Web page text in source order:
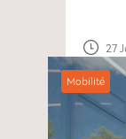
27
Mobilité